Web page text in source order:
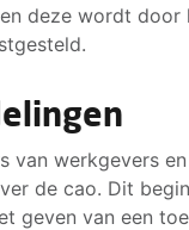
deze wordt door
van werkgevers
de cao. Dit
geven van een